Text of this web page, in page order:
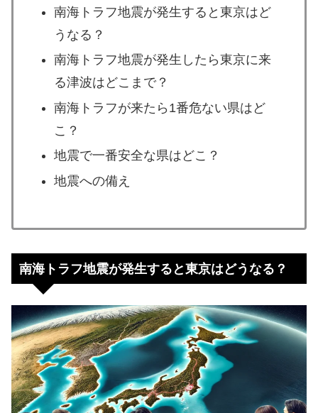
南海トラフ地震が発生すると東京はど
うなる？
南海トラフ地震が発生したら東京に来
る津波はどこまで？
南海トラフが来たら1番危ない県はど
こ？
地震で一番安全な県はどこ？
地震への備え
南海トラフ地震が発生すると東京はどうなる？